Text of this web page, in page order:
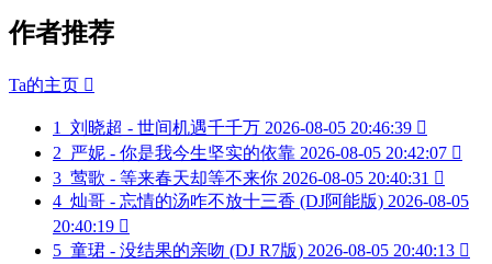
作者推荐
Ta的主页 
1 刘晓超 - 世间机遇千千万 2026-08-05 20:46:39 
2 严妮 - 你是我今生坚实的依靠 2026-08-05 20:42:07 
3 莺歌 - 等来春天却等不来你 2026-08-05 20:40:31 
4 灿哥 - 忘情的汤咋不放十三香 (DJ阿能版) 2026-08-05
20:40:19 
5 童珺 - 没结果的亲吻 (DJ R7版) 2026-08-05 20:40:13 